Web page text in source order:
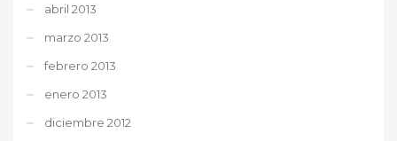
abril 2013
marzo 2013
febrero 2013
enero 2013
diciembre 2012